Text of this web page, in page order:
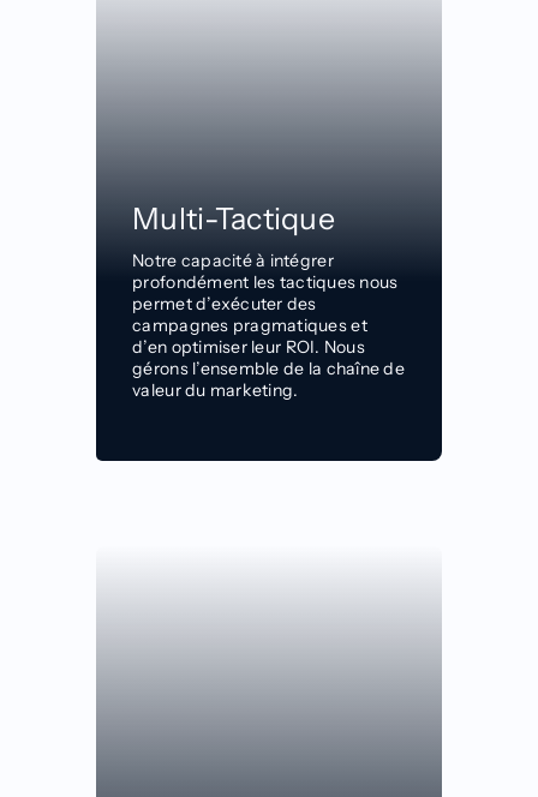
Multi-Tactique
Notre capacité à intégrer
profondément les tactiques nous
permet d’exécuter des
campagnes pragmatiques et
d’en optimiser leur ROI. Nous
gérons l’ensemble de la chaîne de
valeur du marketing.